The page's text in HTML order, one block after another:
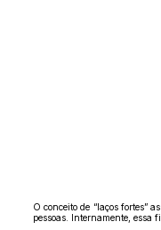
O conceito de “laços fortes”
pessoas. Internamente, essa